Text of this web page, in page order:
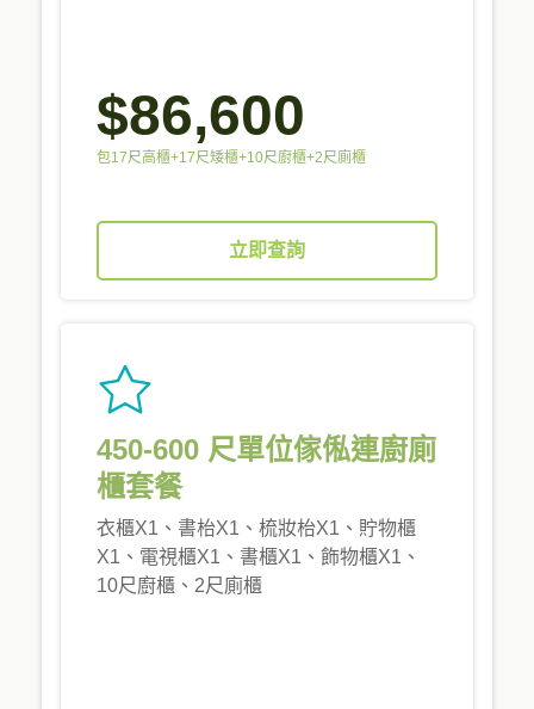
$86,600
包17尺高櫃+17尺矮櫃+10尺廚櫃+2尺廁櫃
立即查詢
450-600 尺單位傢俬連廚廁
櫃套餐
衣櫃X1、書枱X1、梳妝枱X1、貯物櫃
X1、電視櫃X1、書櫃X1、飾物櫃X1、
10尺廚櫃、2尺廁櫃